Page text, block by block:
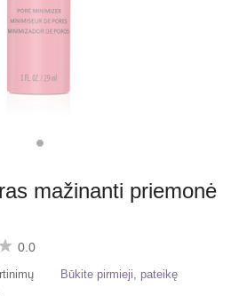
mažinanti priemonė
0.0
Būkite pirmieji, pateikę